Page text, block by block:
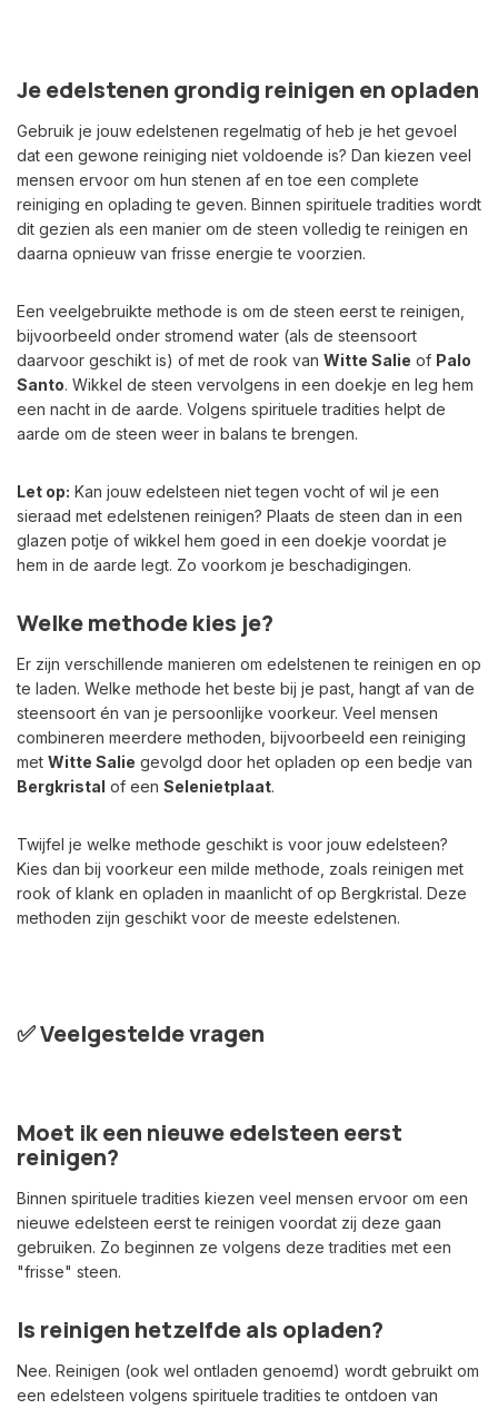
Je edelstenen grondig reinigen en opladen
Gebruik je jouw edelstenen regelmatig of heb je het gevoel
dat een gewone reiniging niet voldoende is? Dan kiezen veel
mensen ervoor om hun stenen af en toe een complete
reiniging en oplading te geven. Binnen spirituele tradities wordt
dit gezien als een manier om de steen volledig te reinigen en
daarna opnieuw van frisse energie te voorzien.
Een veelgebruikte methode is om de steen eerst te reinigen,
bijvoorbeeld onder stromend water (als de steensoort
daarvoor geschikt is) of met de rook van Witte Salie of Palo
Santo. Wikkel de steen vervolgens in een doekje en leg hem
een nacht in de aarde. Volgens spirituele tradities helpt de
aarde om de steen weer in balans te brengen.
Let op: Kan jouw edelsteen niet tegen vocht of wil je een
sieraad met edelstenen reinigen? Plaats de steen dan in een
glazen potje of wikkel hem goed in een doekje voordat je
hem in de aarde legt. Zo voorkom je beschadigingen.
Welke methode kies je?
Er zijn verschillende manieren om edelstenen te reinigen en op
te laden. Welke methode het beste bij je past, hangt af van de
steensoort én van je persoonlijke voorkeur. Veel mensen
combineren meerdere methoden, bijvoorbeeld een reiniging
met Witte Salie gevolgd door het opladen op een bedje van
Bergkristal of een Selenietplaat.
Twijfel je welke methode geschikt is voor jouw edelsteen?
Kies dan bij voorkeur een milde methode, zoals reinigen met
rook of klank en opladen in maanlicht of op Bergkristal. Deze
methoden zijn geschikt voor de meeste edelstenen.
✅ Veelgestelde vragen
Moet ik een nieuwe edelsteen eerst
reinigen?
Binnen spirituele tradities kiezen veel mensen ervoor om een
nieuwe edelsteen eerst te reinigen voordat zij deze gaan
gebruiken. Zo beginnen ze volgens deze tradities met een
"frisse" steen.
Is reinigen hetzelfde als opladen?
Nee. Reinigen (ook wel ontladen genoemd) wordt gebruikt om
een edelsteen volgens spirituele tradities te ontdoen van